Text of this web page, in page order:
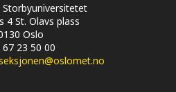
4 St. Olavs plass
Oslo
67 23 50 00